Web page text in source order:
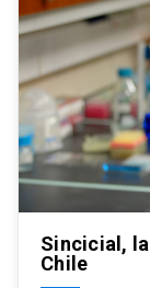
Sincicial,
Chile